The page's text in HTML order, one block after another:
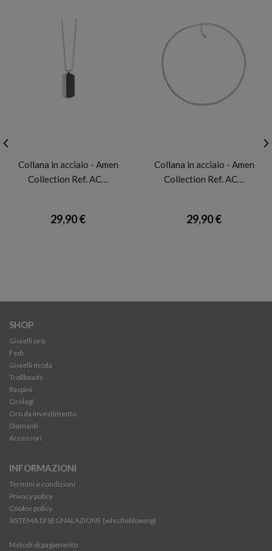
Collana in acciaio - Amen
Collection Ref. AC…
29,90 €
Collana in acciaio - Amen
Collection Ref. AC…
29,90 €
SHOP
Gioielli oro
Fedi
Gioielli moda
Trollbeads
Raspini
Orologi
Oro da investimento
Diamanti
Accessori
INFORMAZIONI
Termini e condizioni
Privacy policy
Cookie policy
SISTEMA DI SEGNALAZIONE (whistleblowing)
Metodi di pagamento